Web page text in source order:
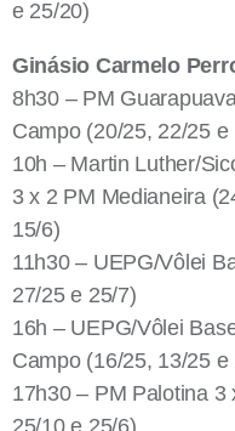
e 25/20)
Ginásio Carmelo
8h30 – PM
Campo (20/25, 22/25 e
10h – Martin Luther/
3 x 2 PM Medianeira
15/6)
11h30 – UEPG/Vôlei
27/25 e 25/7)
16h – UEPG/Vôlei
Campo (16/25, 13/25 e
17h30 – PM Palotina
25/10 e 25/6)